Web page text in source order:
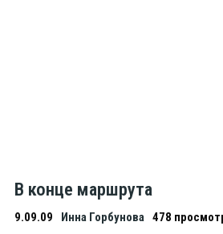
В конце маршрута
9.09.09 Инна Горбунова 478